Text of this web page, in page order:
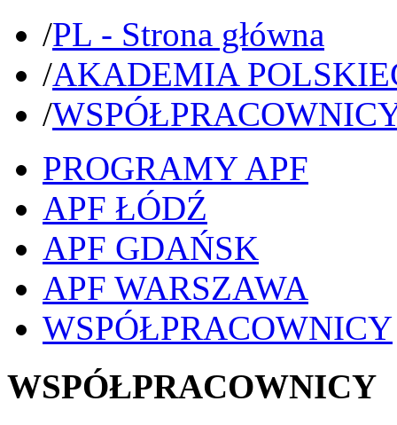
/PL - Strona główna
/AKADEMIA
/
PROGRAMY APF
APF ŁÓDŹ
APF GDAŃSK
APF WARSZAWA
WSPÓŁPRACOWNICY
WSPÓŁPRACOWNICY